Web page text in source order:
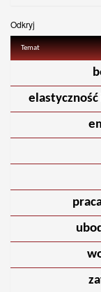
Odkryj
Temat